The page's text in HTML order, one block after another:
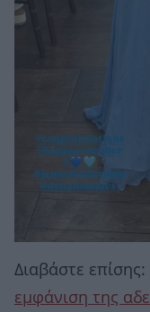
Διαβάστε επίσης:
εμφάνιση της